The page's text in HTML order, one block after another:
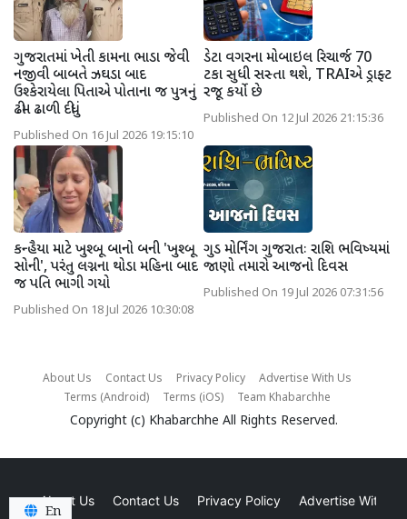
ગુજરાતમાં ખેતી કામના ભાડા જેવી
નજીવી બાબતે ઝઘડા બાદ
ઉશ્કેરાયેલા પિતાએ પોતાના જ પુત્રનું
ઢીમ ઢાળી દીધું
Published On 16 Jul 2026 19:15:10
ડેટા વગરના મોબાઇલ રિચાર્જ 70
ટકા સુધી સસ્તા થશે, TRAIએ ડ્રાફ્ટ
રજૂ કર્યો છે
Published On 12 Jul 2026 21:15:36
કન્હૈયા માટે ખુશ્બૂ બાનો બની 'ખુશ્બૂ
સોની', પરંતુ લગ્નના થોડા મહિના બાદ
જ પતિ ભાગી ગયો
Published On 18 Jul 2026 10:30:08
ગુડ મોર્નિંગ ગુજરાતઃ રાશિ ભવિષ્યમાં
જાણો તમારો આજનો દિવસ
Published On 19 Jul 2026 07:31:56
About Us Contact Us Privacy Policy
Advertise With Us
Terms (Android)
Terms (iOS) Team Khabarchhe
Copyright (c) Khabarchhe All Rights Reserved.
About Us Contact Us Privacy Policy Advertise With Us
En